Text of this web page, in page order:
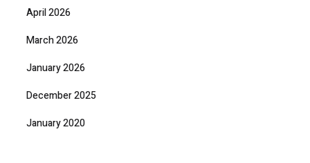
April 2026
March 2026
January 2026
December 2025
January 2020